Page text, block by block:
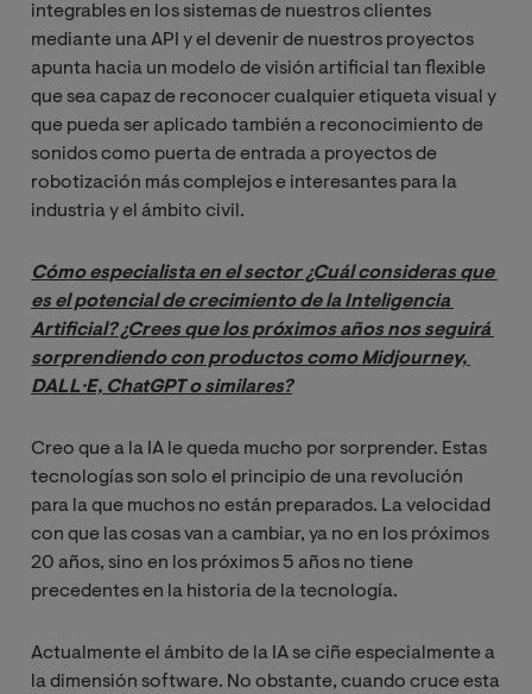
integrables en los sistemas de nuestros clientes
mediante una API y el devenir de nuestros proyectos
apunta hacia un modelo de visión artificial tan flexible
que sea capaz de reconocer cualquier etiqueta visual y
que pueda ser aplicado también a reconocimiento de
sonidos como puerta de entrada a proyectos de
robotización más complejos e interesantes para la
industria y el ámbito civil.
Cómo especialista en el sector ¿Cuál consideras que
es el potencial de crecimiento de la Inteligencia
Artificial? ¿Crees que los próximos años nos seguirá
sorprendiendo con productos como Midjourney,
DALL·E, ChatGPT o similares?
Creo que a la IA le queda mucho por sorprender. Estas
tecnologías son solo el principio de una revolución
para la que muchos no están preparados. La velocidad
con que las cosas van a cambiar, ya no en los próximos
20 años, sino en los próximos 5 años no tiene
precedentes en la historia de la tecnología.
Actualmente el ámbito de la IA se ciñe especialmente a
la dimensión software. No obstante, cuando cruce esta